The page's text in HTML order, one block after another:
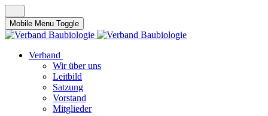
Mobile Menu Toggle
Verband
Wir über uns
Leitbild
Satzung
Vorstand
Mitglieder